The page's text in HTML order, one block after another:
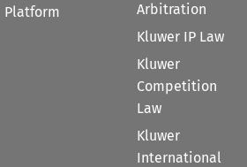
Platform
Arbitration
Kluwer IP Law
Kluwer
Competition
Law
Kluwer
International